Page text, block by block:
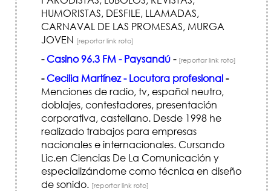
HUMORISTAS, DESFILE, LLAMADAS,
CARNAVAL DE LAS PROMESAS, MURGA
JOVEN [reportar link roto]
-Casino 96.3 FM - Paysandú- [reportar link roto]
-Cecilia Martínez - Locutora profesional-
Menciones de radio, tv, español neutro,
doblajes, contestadores, presentación
corporativa, castellano. Desde 1998 he
realizado trabajos para empresas
nacionales e internacionales. Cursando
Lic.en Ciencias De La Comunicación y
especializándome como técnica en diseño
de sonido. [reportar link roto]